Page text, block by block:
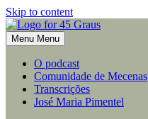
Skip to content
Menu Menu
O podcast
Comunidade de Mecenas
Transcrições
José Maria Pimentel